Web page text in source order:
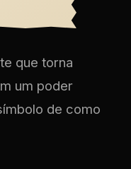
que torna
um poder
de como